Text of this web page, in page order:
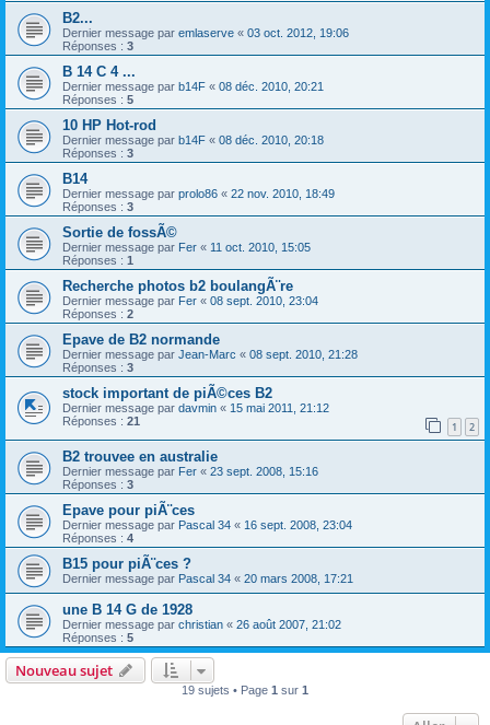
B2...
Dernier message par emlaserve « 03 oct. 2012, 19:06
Réponses : 3
B 14 C 4 ...
Dernier message par b14F « 08 déc. 2010, 20:21
Réponses : 5
10 HP Hot-rod
Dernier message par b14F « 08 déc. 2010, 20:18
Réponses : 3
B14
Dernier message par prolo86 « 22 nov. 2010, 18:49
Réponses : 3
Sortie de fossÃ©
Dernier message par Fer « 11 oct. 2010, 15:05
Réponses : 1
Recherche photos b2 boulangÃ¨re
Dernier message par Fer « 08 sept. 2010, 23:04
Réponses : 2
Epave de B2 normande
Dernier message par Jean-Marc « 08 sept. 2010, 21:28
Réponses : 3
stock important de piÃ©ces B2
Dernier message par davmin « 15 mai 2011, 21:12
Réponses : 21 1 2
B2 trouvee en australie
Dernier message par Fer « 23 sept. 2008, 15:16
Réponses : 3
Epave pour piÃ¨ces
Dernier message par Pascal 34 « 16 sept. 2008, 23:04
Réponses : 4
B15 pour piÃ¨ces ?
Dernier message par Pascal 34 « 20 mars 2008, 17:21
une B 14 G de 1928
Dernier message par christian « 26 août 2007, 21:02
Réponses : 5
Nouveau sujet
19 sujets • Page 1 sur 1